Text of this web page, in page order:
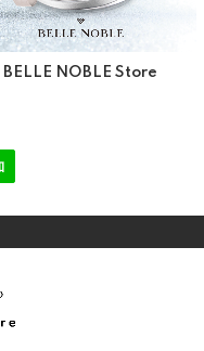
BELLE NOBLE Store